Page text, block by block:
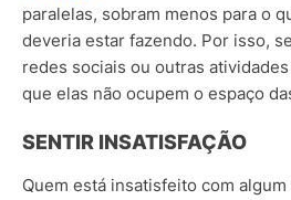
paralelas, sobram menos para o
deveria estar fazendo. Por isso,
redes sociais ou outras
que elas não ocupem o espaço
SENTIR INSATISFAÇÃO
Quem está insatisfeito com